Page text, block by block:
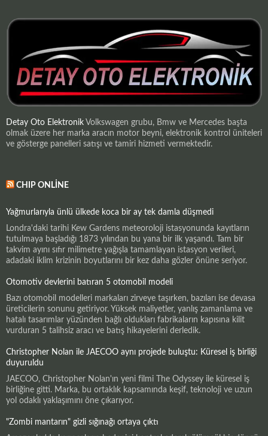
Detay Oto Elektronik Volkswagen grubu, Bmw ve Mercedes başta
olmak üzere her marka aracın motor beyni, elektronik kontrol üniteleri
ve gösterge panelleri satışı ve tamiri hizmeti vermektedir.
CHIP ONLINE
Yağmurlarıyla ünlü ülkede koca bir ay tek damla düşmedi
Londra'daki tarihi Kew Gardens meteoroloji istasyonunda kayıtların
tutulmaya başladığı 1873 yılından bu yana bir ilk yaşandı. Tam bir
takvim ayını sıfır milimetre yağışla tamamlayan istasyon verileri,
adadaki iklim krizinin boyutlarını bir kez daha gözler önüne seriyor.
Otomotiv devlerini batıran 5 otomobil modeli
Bazı otomobil modelleri markaları zirveye taşırken, bazıları ise devasa
üreticilerin sonunu getiriyor. Yüksek maliyetler, yanlış zamanlama ve
hatalı tasarımlar yüzünden bağlı oldukları fabrikaların kapısına kilit
vurduran 5 talihsiz aracı ve batış hikayelerini derledik.
Christopher Nolan ile JAECOO aynı projede buluştu: Küresel iş birliği
duyuruldu
JAECOO, Christopher Nolan'ın yeni filmi The Odyssey ile küresel iş
birliğine gitti. Marka, bu ortaklık kapsamında keşif, teknoloji ve uzun
yol odaklı yaklaşımını öne çıkarıyor.
"Zombi mantarın" gizli sığınağı ortaya çıktı